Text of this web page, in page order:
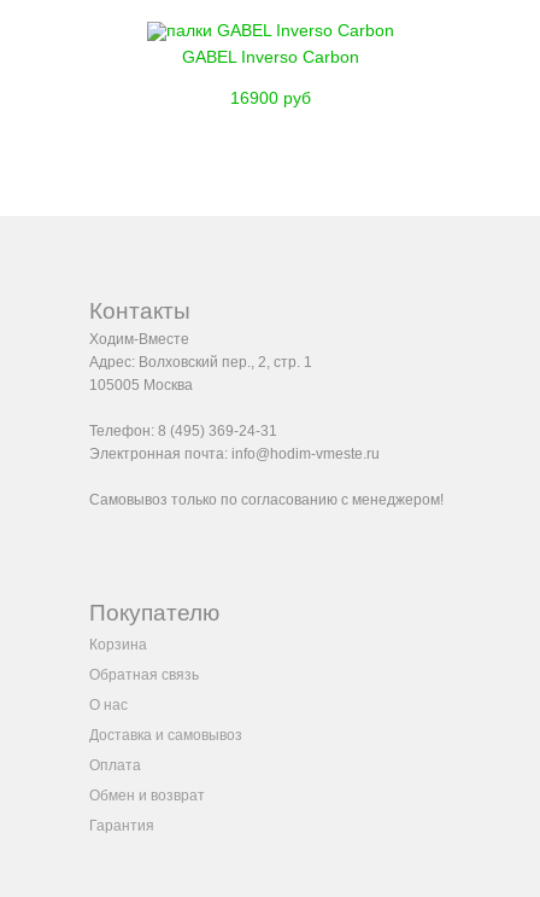
GABEL Inverso Carbon
16900 руб
Контакты
Ходим-Вместе
Адрес: Волховский пер., 2, стр. 1
105005 Москва
Телефон: 8 (495) 369-24-31
Электронная почта: info@hodim-vmeste.ru
Самовывоз только по согласованию с менеджером!
Покупателю
Корзина
Обратная связь
О нас
Доставка и самовывоз
Оплата
Обмен и возврат
Гарантия